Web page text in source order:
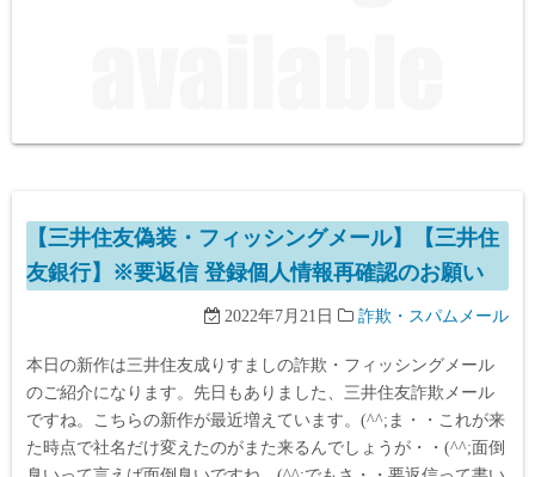
【三井住友偽装・フィッシングメール】【三井住
友銀行】※要返信 登録個人情報再確認のお願い
2022年7月21日 詐欺・スパムメール
本日の新作は三井住友成りすましの詐欺・フィッシングメール
のご紹介になります。先日もありました、三井住友詐欺メール
ですね。こちらの新作が最近増えています。(^^;ま・・これが来
た時点で社名だけ変えたのがまた来るんでしょうが・・(^^;面倒